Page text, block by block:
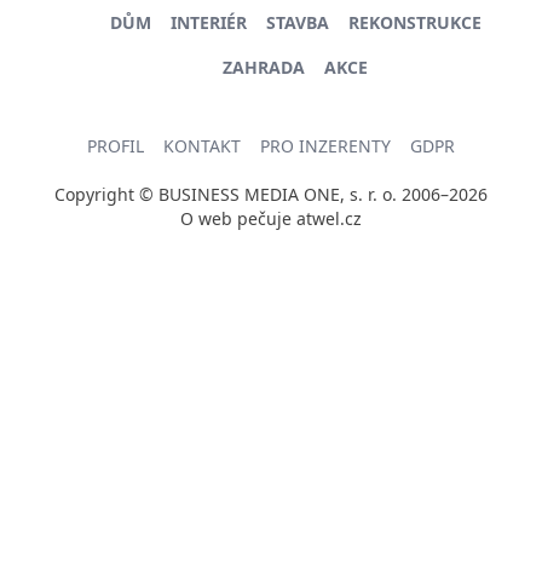
DŮM INTERIÉR STAVBA
REKONSTRUKCE
ZAHRADA
AKCE
PROFIL KONTAKT PRO INZERENTY GDPR
Copyright © BUSINESS MEDIA ONE, s. r. o. 2006–2026